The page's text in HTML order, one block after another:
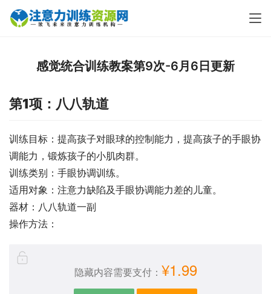
感觉统合训练教案第9次-6月6日更新
第1项：八八轨道
训练目标：提高孩子对眼球的控制能力，提高孩子的手眼协
调能力，锻炼孩子的小肌肉群。
训练类别：手眼协调训练。
适用对象：注意力缺陷及手眼协调能力差的儿童。
器材：八八轨道一副
操作方法：
隐藏内容需要支付： ¥1.99